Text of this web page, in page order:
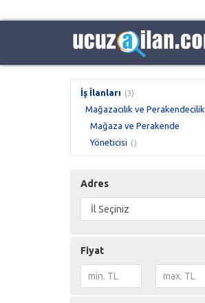
İş İlanları (3)
Mağazacılık ve Perakendecilik
Mağaza ve Perakende
Yöneticisi ()
Adres
Fiyat